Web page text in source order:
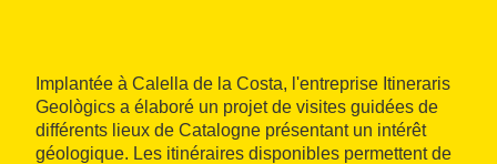
Implantée à Calella de la Costa, l'entreprise Itineraris
Geològics a élaboré un projet de visites guidées de
différents lieux de Catalogne présentant un intérêt
géologique. Les itinéraires disponibles permettent de